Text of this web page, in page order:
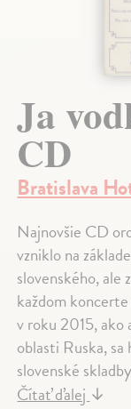
Ja
CD
Bratislava
Najnovšie CD
vzniklo na
slovenského, ale
každom
v roku 2015, ako
oblasti Ruska,
slovenské
Čítať ďalej↓